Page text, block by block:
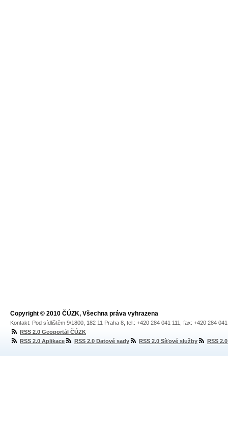
Copyright © 2010 ČÚZK, Všechna práva vyhrazena
Kontakt: Pod sídlištěm 9/1800, 182 11 Praha 8, tel.: +420 284 041 111, fax: +420 284
RSS 2.0 Geoportál ČÚZK
RSS 2.0 Aplikace
RSS 2.0 Datové sady RSS 2.0 Síťové služby RSS